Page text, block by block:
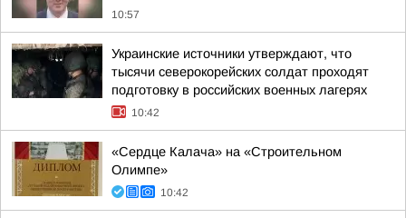
10:57
Украинские источники утверждают, что
тысячи северокорейских солдат проходят
подготовку в российских военных лагерях
10:42
«Сердце Калача» на «Строительном
Олимпе»
10:42